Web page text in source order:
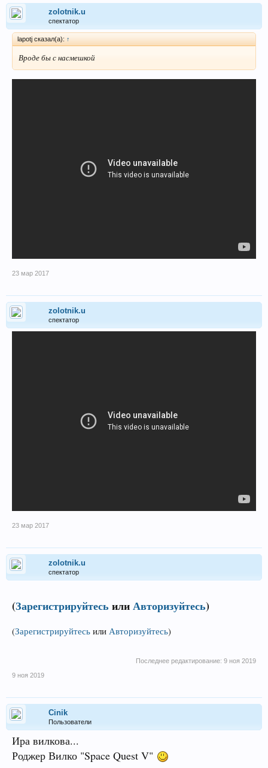
zolotnik.u
спектатор
lapotj сказал(а): ↑
Вроде бы с насмешкой
23 мар 2017
zolotnik.u
спектатор
23 мар 2017
zolotnik.u
спектатор
(Зарегистрируйтесь илиАвторизуйтесь)
(Зарегистрируйтесь или Авторизуйтесь)
Последнее редактирование: 9 ноя 2019
9 ноя 2019
Cinik
Пользователи
Ира вилкова...
Роджер Вилко "Space Quest V"